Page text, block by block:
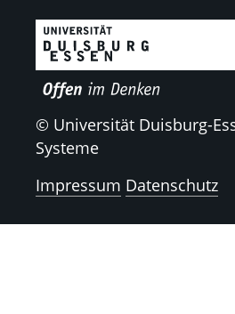
© Universität Duisburg-
Systeme
Impressum Datenschutz